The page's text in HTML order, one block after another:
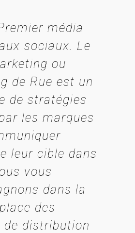
média
sociaux. Le
ou
de Rue est un
de stratégies
les marques
leur cible dans
vous
dans la
des
de distribution